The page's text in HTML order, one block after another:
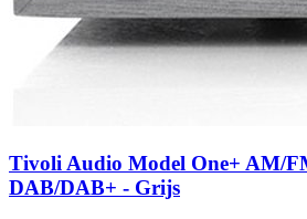
Tivoli Audio Model One+ AM/
DAB/DAB+ - Grijs